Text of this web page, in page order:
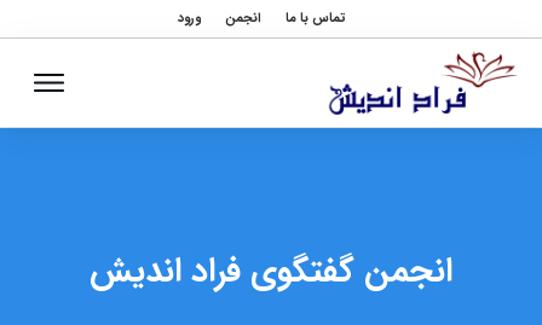
تماس با ما انجمن ورود
انجمن گفتگوی فراد اندیش